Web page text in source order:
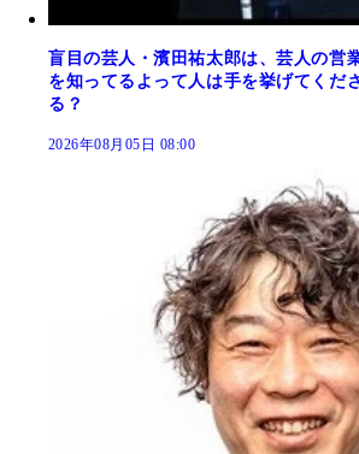
盲目の芸人・濱田祐太郎は、芸人の営
を知ってるよって人は手を挙げてくだ
る？
2026年08月05日 08:00